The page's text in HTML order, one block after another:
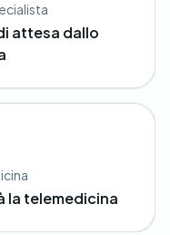
attesa dallo
la telemedicina